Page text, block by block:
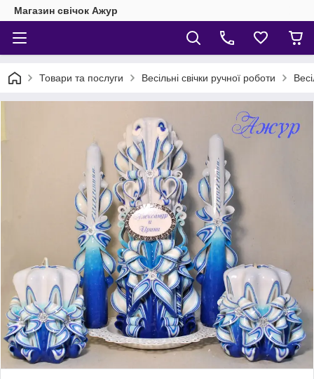
Магазин свічок Ажур
Товари та послуги Весільні свічки ручної роботи